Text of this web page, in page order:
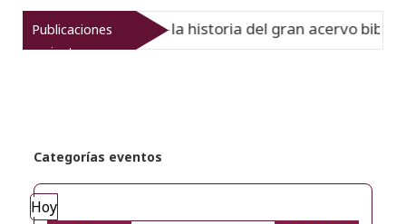
Publicaciones
recientes
Virreinato muestra la historia del gran acervo
Categorías eventos
Hoy